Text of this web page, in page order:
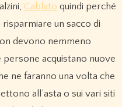
Cablato quindi perché
un sacco di
devono nemmeno
acquistano nuove
ne faranno una volta che
all’asta o sui vari siti